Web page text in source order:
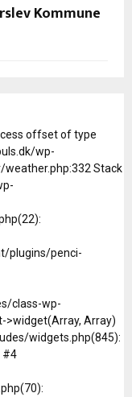
Kommune
offset of type
wp-
Stack
plugins/penci-
class-wp-
>widget(Array, Array)
widgets.php(845):
#4